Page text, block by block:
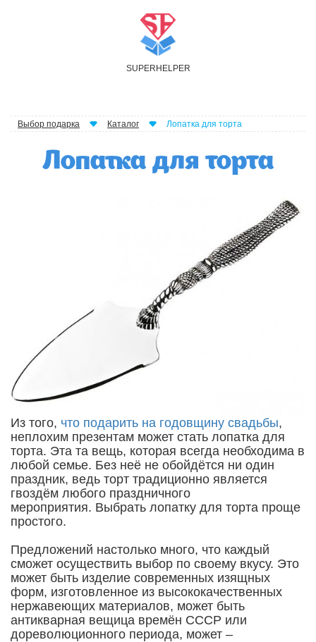
SUPER H ELPER
Выбор подарка Каталог Лопатка для торта
Лопатка для торта
Из того, что подарить на годовщину свадьбы,
неплохим презентам может стать лопатка для
торта. Эта та вещь, которая всегда необходима в
любой семье. Без неё не обойдётся ни один
праздник, ведь торт традиционно является
гвоздём любого праздничного
мероприятия. Выбрать лопатку для торта проще
простого.
Предложений настолько много, что каждый
сможет осуществить выбор по своему вкусу. Это
может быть изделие современных изящных
форм, изготовленное из высококачественных
нержавеющих материалов, может быть
антикварная вещица времён СССР или
дореволюционного периода, может –